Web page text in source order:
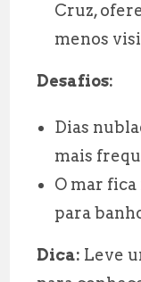
Cruz,
menos
Desafios:
Dias
mais
O mar
para
Dica: Leve